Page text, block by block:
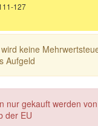
127
keine
Aufgeld
nur gekauft werden
der EU